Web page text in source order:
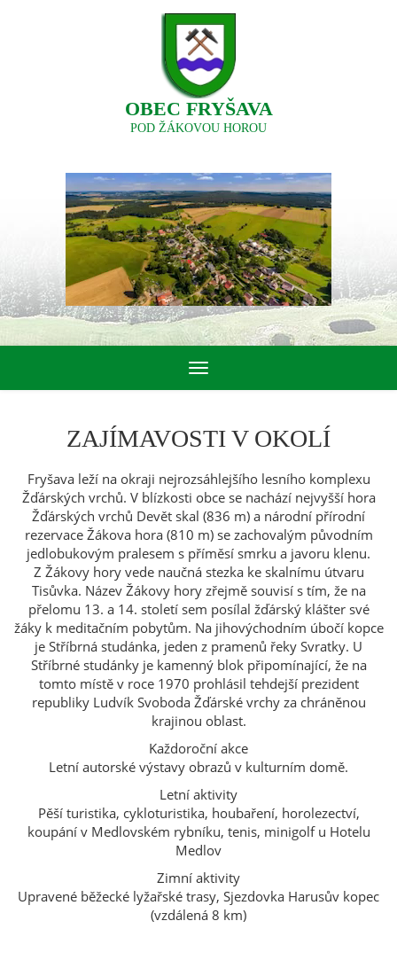
OBEC FRYŠAVA
POD ŽÁKOVOU HOROU
Toggle
navigation
ZAJÍMAVOSTI V OKOLÍ
Fryšava leží na okraji nejrozsáhlejšího lesního komplexu
Žďárských vrchů. V blízkosti obce se nachází nejvyšší hora
Žďárských vrchů Devět skal (836 m) a národní přírodní
rezervace Žákova hora (810 m) se zachovalým původním
jedlobukovým pralesem s příměsí smrku a javoru klenu.
Z Žákovy hory vede naučná stezka ke skalnímu útvaru
Tisůvka. Název Žákovy hory zřejmě souvisí s tím, že na
přelomu 13. a 14. století sem posílal žďárský klášter své
žáky k meditačním pobytům. Na jihovýchodním úbočí kopce
je Stříbrná studánka, jeden z pramenů řeky Svratky. U
Stříbrné studánky je kamenný blok připomínající, že na
tomto místě v roce 1970 prohlásil tehdejší prezident
republiky Ludvík Svoboda Žďárské vrchy za chráněnou
krajinou oblast.
Každoroční akce
Letní autorské výstavy obrazů v kulturním domě.
Letní aktivity
Pěší turistika, cykloturistika, houbaření, horolezectví,
koupání v Medlovském rybníku, tenis, minigolf u Hotelu
Medlov
Zimní aktivity
Upravené běžecké lyžařské trasy, Sjezdovka Harusův kopec
(vzdálená 8 km)